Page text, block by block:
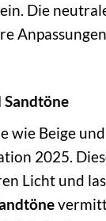
Die
Sandtöne
wie Beige
2025.
Licht und